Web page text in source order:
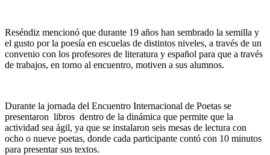
Reséndiz mencionó que durante 19 años han sembrado la semilla y
el gusto por la poesía en escuelas de distintos niveles, a través de un
convenio con los profesores de literatura y español para que a través
de trabajos, en torno al encuentro, motiven a sus alumnos.
Durante la jornada del Encuentro Internacional de Poetas se
presentaron libros dentro de la dinámica que permite que la
actividad sea ágil, ya que se instalaron seis mesas de lectura con
ocho o nueve poetas, donde cada participante contó con 10 minutos
para presentar sus textos.